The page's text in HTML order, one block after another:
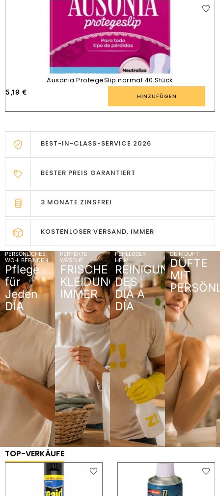
Ausonia ProtegeSlip normal 40 Stück
5,19 € HINZUFÜGEN
BEST-IN-CLASS-SERVICE 2026
BESTER PREIS GARANTIERT
3 MONATE ZINSFREI
KOSTENLOSER VERSAND. IMMER
PERSÖNLICHES
WOHLBEFINDEN
Pflege
für
Jeden
DÍA
PERFEKTE
WÄSCHE
FRISCHE
KLEIDUNG
IMMER
FEHLLOSER
HEIM
REINIGUNG
DES
DÍA A
DÍA
DEIN DUFT
DÜFTE
MIT
TOP-VERKÄUFE